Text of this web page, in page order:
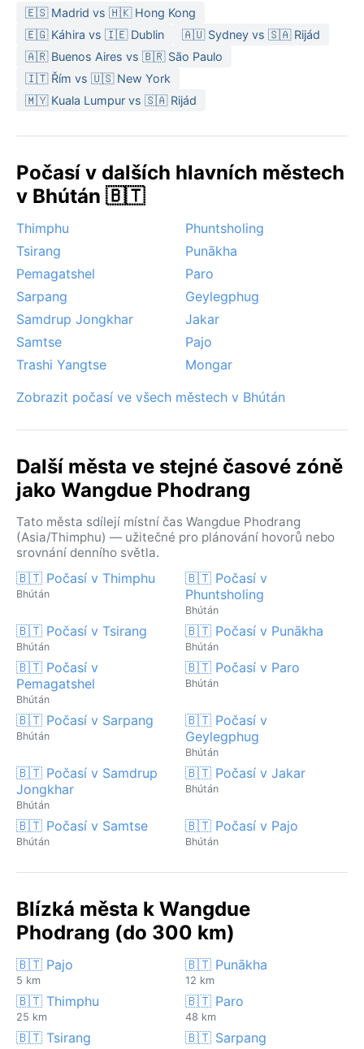
mrazy; denní maxima se pohybují kolem 15 °C. Vlhkost
vzduchu je v létě vysoká, v zimě příjemná. Při balení
se hodí lehké oblečení a nepromokavá bunda na léto,
na zimu pak vrstvy a teplý svetr.
Nejvhodnějším obdobím pro návštěvu z hlediska
do listopadu, kdy panují mírné teploty a minimum
deště a občasné záplavy v údolích. V zimě se může v
ranních hodinách tvořit mlha, která zahaluje město do
vzácný, ale okolní horské štíty bývají b
🇪🇸 Madrid vs 🇭🇰 Hong Kong
🇪🇬 Káhira vs 🇮🇪 Dublin
🇦🇺 Sydney vs 🇸🇦 Rijád
🇦🇷 Buenos Aires vs 🇧🇷 São Paulo
🇮🇹 Řím vs 🇺🇸 New York
🇲🇾 Kuala Lumpur vs 🇸🇦 Rijád
Počasí v dalších hlavních městech
v Bhútán 🇧🇹
Thimphu
Phuntsholing
Tsirang
Punākha
Pemagatshel
Paro
Sarpang
Geylegphug
Samdrup Jongkhar
Jakar
Samtse
Pajo
Trashi Yangtse
Mongar
Zobrazit počasí ve všech městech v Bhútán
Další města ve stejné časové zóně
jako Wangdue Phodrang
Tato města sdílejí místní čas Wangdue Phodrang
(Asia/Thimphu) — užitečné pro plánování hovorů nebo
srovnání denního světla.
🇧🇹 Počasí v Thimphu
Bhútán
🇧🇹 Počasí v
Phuntsholing
Bhútán
🇧🇹 Počasí v Tsirang
Bhútán
🇧🇹 Počasí v Punākha
Bhútán
🇧🇹 Počasí v
Pemagatshel
Bhútán
🇧🇹 Počasí v Paro
Bhútán
🇧🇹 Počasí v Sarpang
Bhútán
🇧🇹 Počasí v
Geylegphug
Bhútán
🇧🇹 Počasí v Samdrup
Jongkhar
Bhútán
🇧🇹 Počasí v Jakar
Bhútán
🇧🇹 Počasí v Samtse
Bhútán
🇧🇹 Počasí v Pajo
Bhútán
Blízká města k Wangdue
Phodrang (do 300 km)
🇧🇹 Pajo
5 km
🇧🇹 Punākha
12 km
🇧🇹 Thimphu
25 km
🇧🇹 Paro
48 km
🇧🇹 Tsirang 🇧🇹 Sarpang